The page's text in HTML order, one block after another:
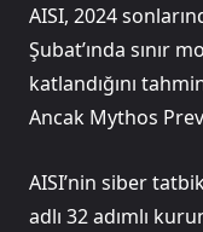
AISI, 2024
Şubat’ında sınır
katlandığını
Ancak Mythos
AISI’nin siber
adlı 32 adımlı